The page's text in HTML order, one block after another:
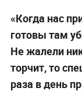
«Когда нас
готовы там
Не жалели
торчит, то
раза в день